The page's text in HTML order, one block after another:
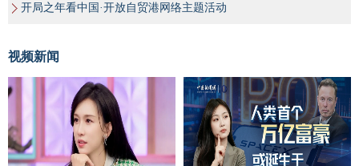
开局之年看中国·开放自贸港网络主题活动
视频新闻